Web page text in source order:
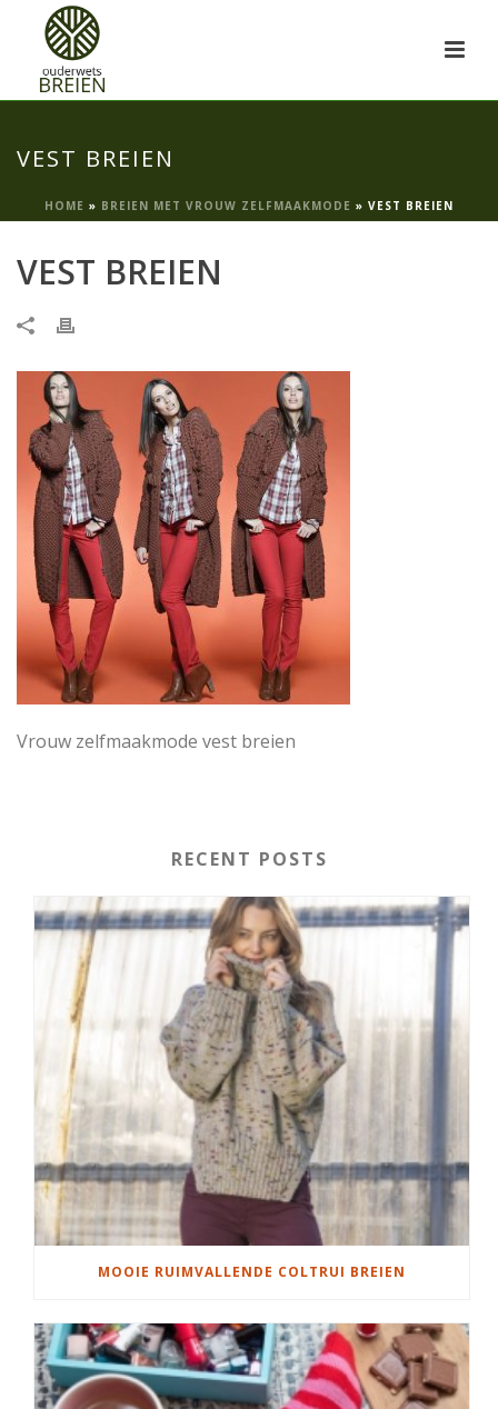
VEST BREIEN
HOME » BREIEN MET VROUW ZELFMAAKMODE » VEST BREIEN
VEST BREIEN
Vrouw zelfmaakmode vest breien
RECENT POSTS
MOOIE RUIMVALLENDE COLTRUI BREIEN